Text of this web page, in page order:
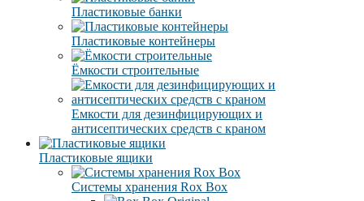
Пластиковые банки
Пластиковые контейнеры
Ёмкости строительные
Емкости для дезинфицирующих и
антисептических средств с краном
Пластиковые ящики
Системы хранения Rox Box